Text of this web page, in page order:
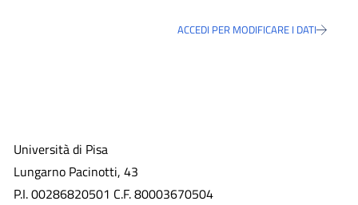
ACCEDI PER MODIFICARE I DATI
Università di Pisa
Lungarno Pacinotti, 43
P.I. 00286820501 C.F. 80003670504